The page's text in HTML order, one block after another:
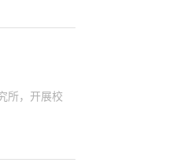
所，开展校